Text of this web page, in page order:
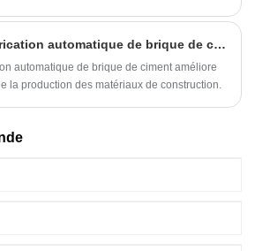
La machine de fabrication automatique de brique de ciment est une nouvelle percée dans la production de matériaux de construction?
automatique de brique de ciment améliore
la production des matériaux de construction.